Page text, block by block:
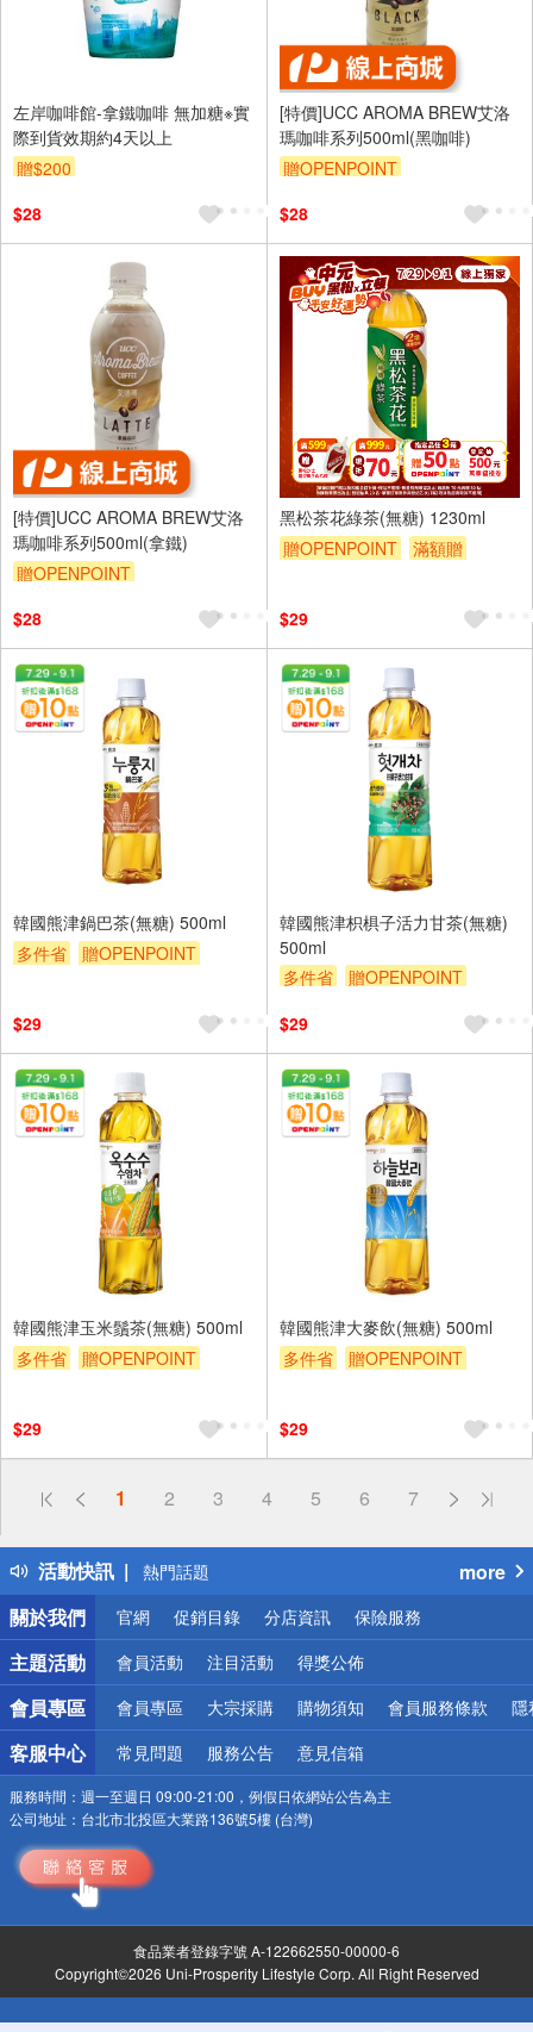
左岸咖啡館-拿鐵咖啡 無加糖※實
際到貨效期約4天以上
贈$200
$28
[特價]UCC AROMA BREW艾洛
瑪咖啡系列500ml(黑咖啡)
贈OPENPOINT
$28
[特價]UCC AROMA BREW艾洛
瑪咖啡系列500ml(拿鐵)
贈OPENPOINT
$28
黑松茶花綠茶(無糖) 1230ml
贈OPENPOINT
滿額贈
$29
韓國熊津鍋巴茶(無糖) 500ml
多件省
贈OPENPOINT
$29
韓國熊津枳椇子活力甘茶(無糖)
500ml
多件省
贈OPENPOINT
$29
韓國熊津玉米鬚茶(無糖) 500ml
多件省
贈OPENPOINT
$29
韓國熊津大麥飲(無糖) 500ml
多件省
贈OPENPOINT
$29
1 2 3 4 5 6 7
活動快訊
偏遠地區配送
得獎公告
熱門話題
銀行優惠
偏遠地區配送
詐騙網頁！請小心！
more
關於我們
官網 促銷目錄 分店資訊 保險服務
主題活動 會員活動 注目活動 得獎公佈
會員專區 會員專區 大宗採購 購物須知 會員服務條款 隱
客服中心 常見問題 服務公告 意見信箱
服務時間： 週一至週日 09:00-21:00，例假日依網站公告為主
公司地址： 台北市北投區大業路136號5樓 (台灣)
食品業者登錄字號 A-122662550-00000-6
Copyright©2026 Uni-Prosperity Lifestyle Corp. All Right Reserved